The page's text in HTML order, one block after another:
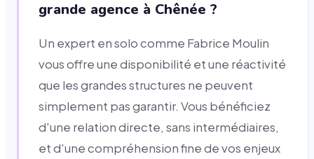
grande agence à Chênée ?
Un expert en solo comme Fabrice Moulin
vous offre une disponibilité et une réactivité
que les grandes structures ne peuvent
simplement pas garantir. Vous bénéficiez
d'une relation directe, sans intermédiaires,
et d'une compréhension fine de vos enjeux